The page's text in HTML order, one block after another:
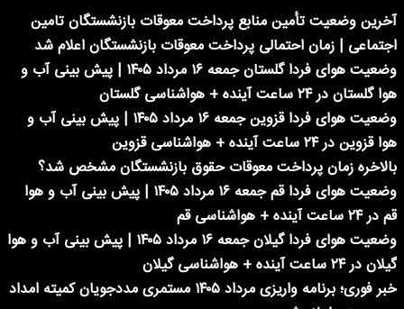
آخرین وضعیت تأمین منابع پرداخت معوقات بازنشستگان تامین
اجتماعی | زمان احتمالی پرداخت معوقات بازنشستگان اعلام شد
وضعیت هوای فردا گلستان جمعه ۱۶ مرداد ۱۴۰۵ | پیش بینی آب و
هوا گلستان در ۲۴ ساعت آینده + هواشناسی گلستان
وضعیت هوای فردا قزوین جمعه ۱۶ مرداد ۱۴۰۵ | پیش بینی آب و
هوا قزوین در ۲۴ ساعت آینده + هواشناسی قزوین
بالاخره زمان پرداخت معوقات حقوق بازنشستگان مشخص شد؟
وضعیت هوای فردا قم جمعه ۱۶ مرداد ۱۴۰۵ | پیش بینی آب و هوا
قم در ۲۴ ساعت آینده + هواشناسی قم
وضعیت هوای فردا گیلان جمعه ۱۶ مرداد ۱۴۰۵ | پیش بینی آب و هوا
گیلان در ۲۴ ساعت آینده + هواشناسی گیلان
خبر فوری؛ برنامه واریزی مرداد ۱۴۰۵ مستمری مددجویان کمیته امداد